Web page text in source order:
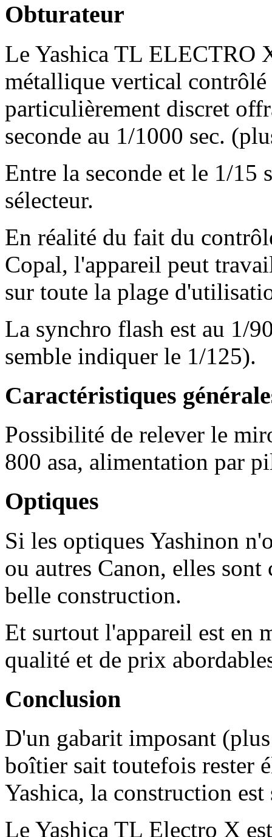
Obturateur
Le Yashica TL ELECTRO
métallique vertical
particulièrement discret
seconde au 1/1000 sec.
Entre la seconde et le 1/15
sélecteur.
En réalité du fait du
Copal, l'appareil peut
sur toute la plage
La synchro flash est au 1/
semble indiquer le 1/125).
Caractéristiques
Possibilité de relever le
800 asa, alimentation par
Optiques
Si les optiques Yashinon
ou autres Canon, elles sont
belle construction.
Et surtout l'appareil est en
qualité et de prix
Conclusion
D'un gabarit imposant
boîtier sait toutefois rester
Yashica, la construction
Le Yashica TL Electro X